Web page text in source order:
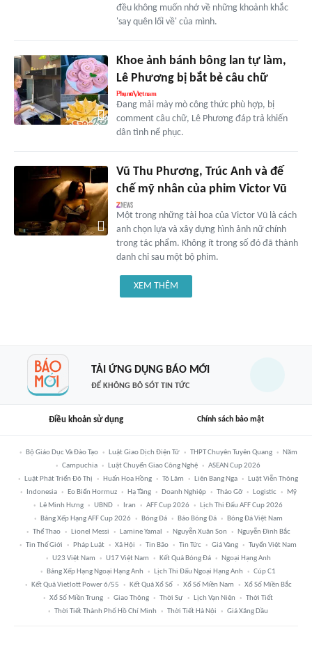
đều không muốn nhớ về những khoảnh khắc
'say quên lối về' của mình.
Khoe ảnh bánh bông lan tự làm,
Lê Phương bị bắt bẻ câu chữ
Đang mải mày mò công thức phù hợp, bị
comment câu chữ, Lê Phương đáp trả khiến
dân tình nể phục.
Vũ Thu Phương, Trúc Anh và đế
chế mỹ nhân của phim Victor Vũ
Một trong những tài hoa của Victor Vũ là cách
anh chọn lựa và xây dựng hình ảnh nữ chính
trong tác phẩm. Không ít trong số đó đã thành
danh chỉ sau một bộ phim.
XEM THÊM
TẢI ỨNG DỤNG BÁO MỚI
ĐỂ KHÔNG BỎ SÓT TIN TỨC
Điều khoản sử dụng Chính sách bảo mật
Bộ Giáo Dục Và Đào Tạo Luật Giao Dịch Điện Tử THPT Chuyên Tuyên Quang
Năm
Campuchia
Luật Chuyển Giao Công Nghệ
ASEAN Cup 2026
Luật Phát Triển Đô Thị
Huấn Hoa Hồng Tô Lâm Liên Bang Nga
Luật Viễn Thông
Indonesia
Eo Biển Hormuz Hạ Tầng Doanh Nghiệp Tháo Gỡ Logistic
Mỹ
Lê Minh Hưng
UBND Iran AFF Cup 2026
Lịch Thi Đấu AFF Cup 2026
Bảng Xếp Hạng AFF Cup 2026
Bóng Đá Báo Bóng Đá
Bóng Đá Việt Nam
Thể Thao
Lionel Messi Lamine Yamal Nguyễn Xuân Son
Nguyễn Đình Bắc
Tin Thế Giới
Pháp Luật Xã Hội Tin Bão Tin Tức Giá Vàng
Tuyển Việt Nam
U23 Việt Nam
U17 Việt Nam Kết Quả Bóng Đá
Ngoại Hạng Anh
Bảng Xếp Hạng Ngoại Hạng Anh
Lịch Thi Đấu Ngoại Hạng Anh
Cúp C1
Kết Quả Vietlott Power 6/55
Kết Quả Xổ Số Xổ Số Miền Nam
Xổ Số Miền Bắc
Xổ Số Miền Trung
Giao Thông Thời Sự Lịch Vạn Niên
Thời Tiết
Thời Tiết Thành Phố Hồ Chí Minh
Thời Tiết Hà Nội Giá Xăng Dầu